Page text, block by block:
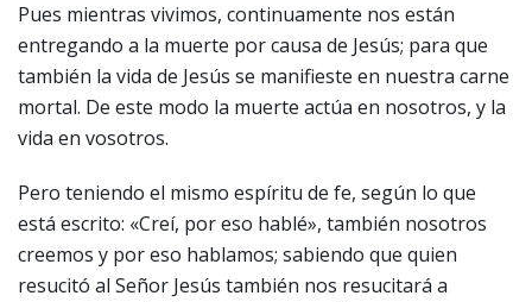
Pues mientras vivimos, continuamente nos están
entregando a la muerte por causa de Jesús; para que
también la vida de Jesús se manifieste en nuestra carne
mortal. De este modo la muerte actúa en nosotros, y la
vida en vosotros.
Pero teniendo el mismo espíritu de fe, según lo que
está escrito: «Creí, por eso hablé», también nosotros
creemos y por eso hablamos; sabiendo que quien
resucitó al Señor Jesús también nos resucitará a